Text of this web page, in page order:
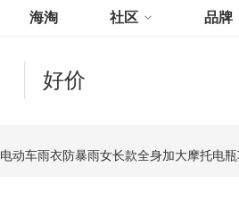
海淘 社区 品牌
好价
电动车雨衣防暴雨女长款全身加大摩托电